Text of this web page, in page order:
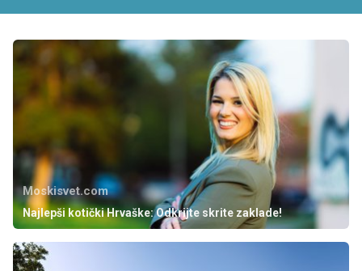
Moskisvet.com
Najlepši kotički Hrvaške: Odkrijte skrite zaklade!